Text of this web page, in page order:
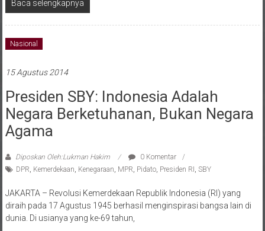
Baca selengkapnya
Nasional
15 Agustus 2014
Presiden SBY: Indonesia Adalah
Negara Berketuhanan, Bukan Negara
Agama
Diposkan Oleh:Lukman Hakim
0 Komentar
DPR, Kemerdekaan, Kenegaraan, MPR, Pidato, Presiden RI , SBY
JAKARTA – Revolusi Kemerdekaan Republik Indonesia (RI) yang
diraih pada 17 Agustus 1945 berhasil menginspirasi bangsa lain di
dunia. Di usianya yang ke-69 tahun,